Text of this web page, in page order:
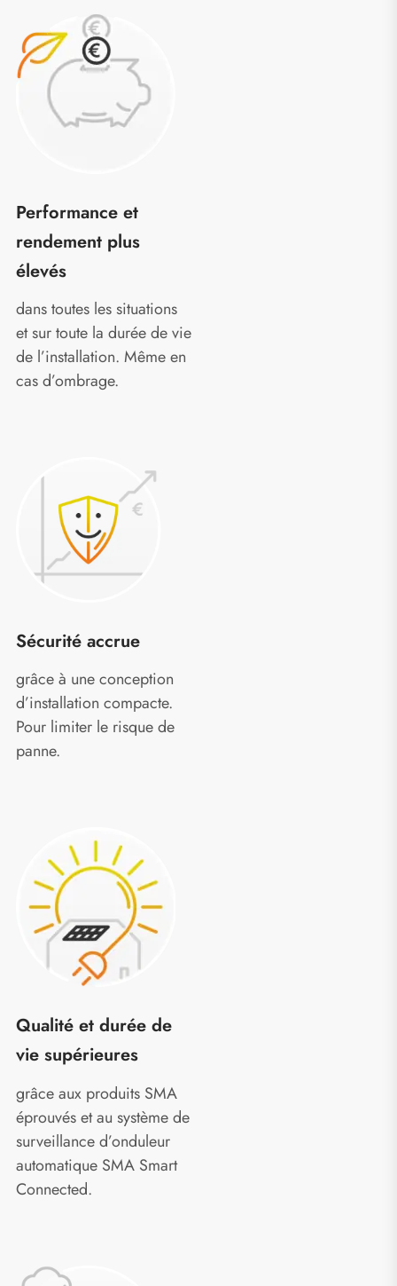
Performance et
rendement plus
élevés
dans toutes les situations
et sur toute la durée de vie
de l’installation. Même en
cas d’ombrage.
Sécurité accrue
grâce à une conception
d’installation compacte.
Pour limiter le risque de
panne.
Qualité et durée de
vie supérieures
grâce aux produits SMA
éprouvés et au système de
surveillance d’onduleur
automatique SMA Smart
Connected.